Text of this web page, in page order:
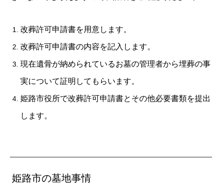
改葬許可申請書を用意します。
改葬許可申請書の内容を記入します。
現在遺骨が納められているお墓の管理者から埋葬の事
実について証明してもらいます。
姫路市役所で改葬許可申請書とその他必要書類を提出
します。
姫路市の墓地事情